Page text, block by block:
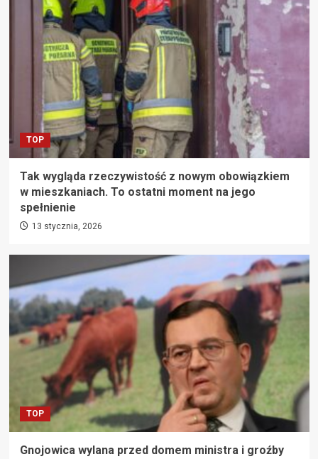
TOP
Tak wygląda rzeczywistość z nowym obowiązkiem
w mieszkaniach. To ostatni moment na jego
spełnienie
13 stycznia, 2026
TOP
Gnojowica wylana przed domem ministra i groźby